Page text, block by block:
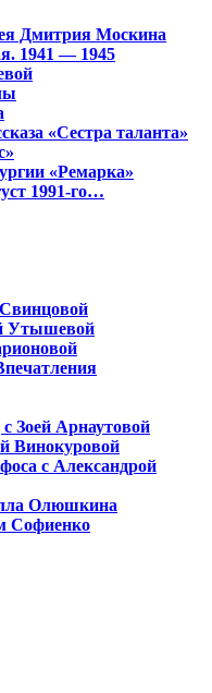
Дмитрия Москина
1941 — 1945
«Сестра таланта»
«Ремарка»
1991-го…
Утышевой
Зоей Арнаутовой
Винокуровой
с Александрой
Олюшкина
Софиенко